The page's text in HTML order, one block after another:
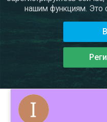
нашим функциям. Это